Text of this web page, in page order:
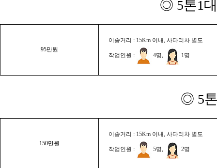
◎ 5톤1
95만원
이송거리 : 15Km 이내, 사다리차 별도
작업인원 : 4명, 1명
◎ 5
150만원
이송거리 : 15Km 이내, 사다리차 별도
작업인원 : 5명, 2명